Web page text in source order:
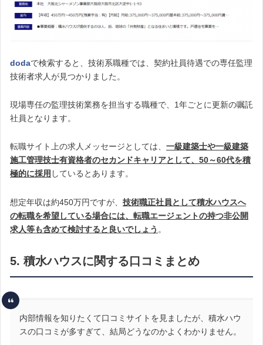
dodaで検索すると、技術系職種では、契約社員待遇での専任監理
技術者求人が見つかりました。
現場専任の監理技術業務を担当する職種で、1年ごとに更新の嘱託
社員となります。
転職サイト上の求人メッセージとしては、 一級建築士や一級建築
施工管理技士有資格者のセカンドキャリアとして、50～60代を積
極的に採用 しているとあります。
想定年収は約450万円ですが、 技術職正社員として積水ハウスへ
の転職を希望している場合には、転職エージェントの持つ非公開
求人等も含めて検討すると良いでしょう 。
5. 積水ハウスに関する口コミまとめ
内部情報を知りたくて口コミサイトを見ましたが、積水ハウ
スの口コミが多すぎて、結局どうなのかよくわかりません。